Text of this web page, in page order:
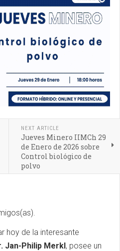
NEXT ARTICLE
Jueves Minero IIMCh 29
de Enero de 2026 sobre
Control biológico de
polvo
hoy de la interesante
Jan-Philip Merkl, posee un